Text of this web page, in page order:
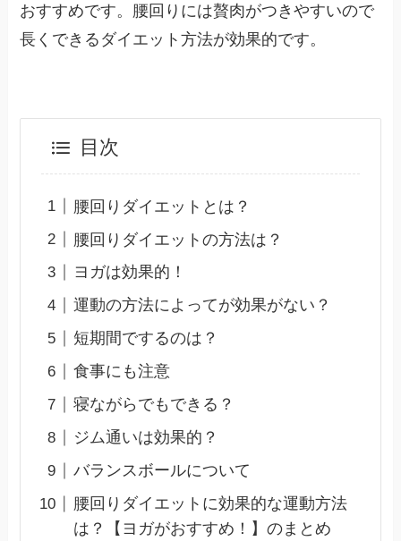
おすすめです。腰回りには贅肉がつきやすいので
長くできるダイエット方法が効果的です。
目次
腰回りダイエットとは？
腰回りダイエットの方法は？
ヨガは効果的！
運動の方法によってが効果がない？
短期間でするのは？
食事にも注意
寝ながらでもできる？
ジム通いは効果的？
バランスボールについて
腰回りダイエットに効果的な運動方法
は？【ヨガがおすすめ！】のまとめ